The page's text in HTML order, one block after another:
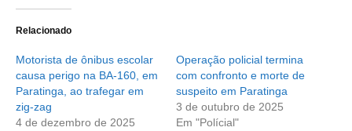
Relacionado
Motorista de ônibus escolar
causa perigo na BA-160, em
Paratinga, ao trafegar em
zig-zag
4 de dezembro de 2025
Operação policial termina
com confronto e morte de
suspeito em Paratinga
3 de outubro de 2025
Em "Polícial"